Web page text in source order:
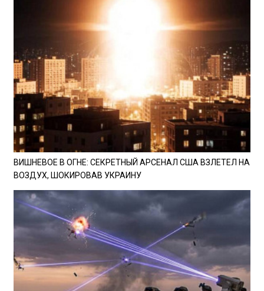
ВИШНЕВОЕ В ОГНЕ: СЕКРЕТНЫЙ АРСЕНАЛ США ВЗЛЕТЕЛ НА
ВОЗДУХ, ШОКИРОВАВ УКРАИНУ